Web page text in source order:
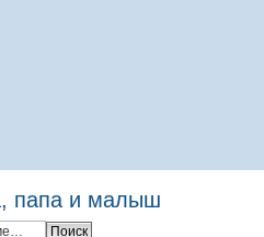
папа и малыш